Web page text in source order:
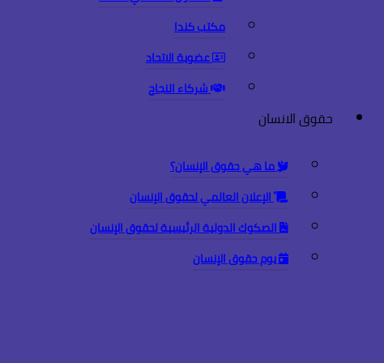
مكتب كندا
عضوية الاتحاد
شركاء النجاح
حقوق الانسان
ما هي حقوق الإنسان؟
الإعلان العالمي لحقوق الإنسان
الصكوك الدولية الرئيسية لحقوق الإنسان
يوم حقوق الإنسان